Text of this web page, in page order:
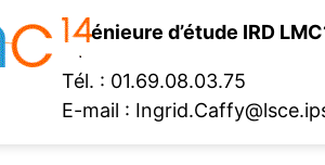
Ingénieure d’étude IRD
Tél. : 01.69.08.03.75
E-mail :